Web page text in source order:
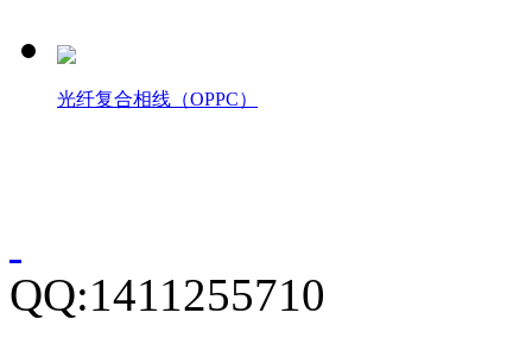
光纤复合相线（OPPC）
QQ:1411255710